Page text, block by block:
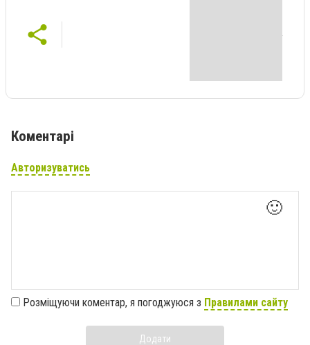
Коментарі
Авторизуватись
🙂
Розміщуючи коментар, я погоджуюся з Правилами сайту
Додати